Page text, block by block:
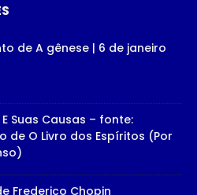
de A gênese | 6 de janeiro
Suas Causas – fonte:
de O Livro dos Espíritos (Por
Frederico Chopin